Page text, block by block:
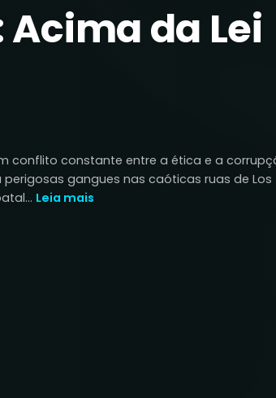
Acima da Lei
conflito constante entre a ética e a
gangues nas caóticas ruas de Los
Leia mais